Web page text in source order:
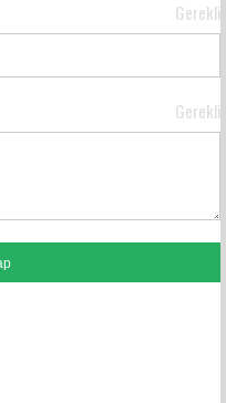
Gerekli
Gerekli